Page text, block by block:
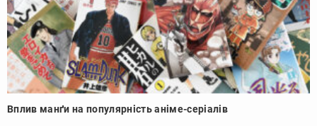
Вплив манґи на популярність аніме-серіалів